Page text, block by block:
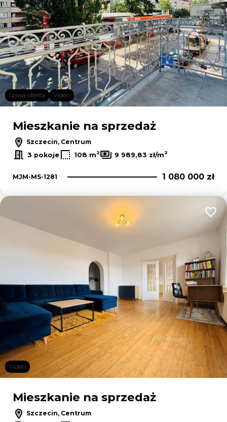
Nowa oferta Video
Mieszkanie na sprzedaż
Szczecin, Centrum
3 pokoje
108 m2 9 989,83 zł/m2
MJM-MS-1281 1 080 000 zł
Video
Mieszkanie na sprzedaż
Szczecin, Centrum